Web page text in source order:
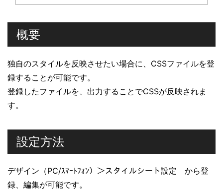
概要
独自のスタイルを反映させたい場合に、CSSファイルを登
録することが可能です。
登録したファイルを、出力することでCSSが反映されま
す。
設定方法
デザイン（PC/ｽﾏｰﾄﾌｫﾝ）＞スタイルシート設定 から登
録、編集が可能です。